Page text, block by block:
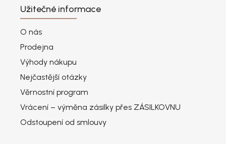
Užitečné informace
O nás
Prodejna
Výhody nákupu
Nejčastější otázky
Věrnostní program
Vrácení – výměna zásilky přes ZÁSILKOVNU
Odstoupení od smlouvy